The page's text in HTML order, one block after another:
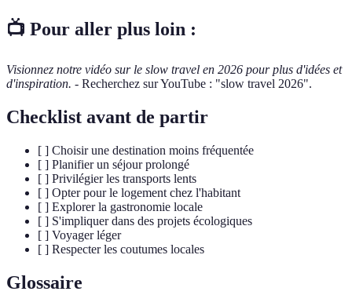
📺 Pour aller plus loin :
Visionnez notre vidéo sur le slow travel en 2026 pour plus d'idées et
d'inspiration. - Recherchez sur YouTube : "slow travel 2026".
Checklist avant de partir
[ ] Choisir une destination moins fréquentée
[ ] Planifier un séjour prolongé
[ ] Privilégier les transports lents
[ ] Opter pour le logement chez l'habitant
[ ] Explorer la gastronomie locale
[ ] S'impliquer dans des projets écologiques
[ ] Voyager léger
[ ] Respecter les coutumes locales
Glossaire